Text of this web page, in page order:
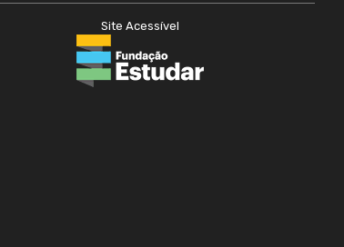
Site Acessível